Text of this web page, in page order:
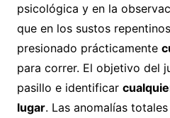
psicológica y en la
que en los sustos
presionado prácticamente
para correr. El objetivo del
pasillo e identificar
lugar. Las anomalías